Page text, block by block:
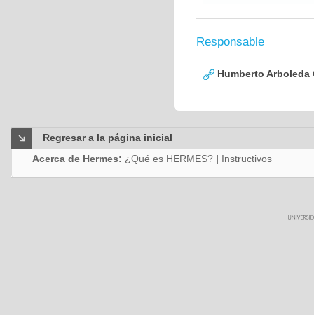
Responsable
Humberto Arboleda
Regresar a la página inicial
Acerca de Hermes: ¿Qué es HERMES? | Instructivos